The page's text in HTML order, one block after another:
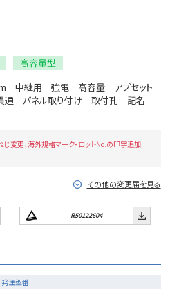
高容量型
中継用 強電 高容量 アプセット
通 パネル取り付け 取付孔 記名
変更、海外規格マーク・ロットNo.の印字追加
その他の変更届を見る
R50122604
発注型番